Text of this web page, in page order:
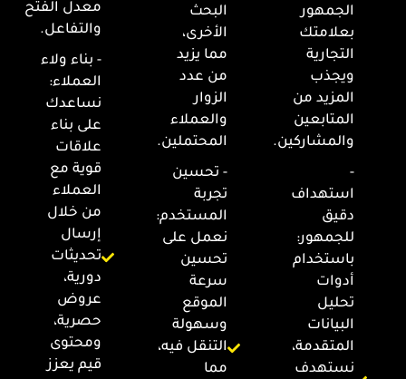
الجمهور
بعلامتك
التجارية
ويجذب
المزيد من
المتابعين
والمشاركين.
-
استهداف
دقيق
للجمهور:
باستخدام
أدوات
تحليل
البيانات
المتقدمة،
نستهدف
البحث
الأخرى،
مما يزيد
من عدد
الزوار
والعملاء
المحتملين.
- تحسين
تجربة
المستخدم:
نعمل على
تحسين
سرعة
الموقع
وسهولة
التنقل فيه،
مما
معدل الفتح
والتفاعل.
- بناء ولاء
العملاء:
نساعدك
على بناء
علاقات
قوية مع
العملاء
من خلال
إرسال
تحديثات
دورية،
عروض
حصرية،
ومحتوى
قيم يعزز